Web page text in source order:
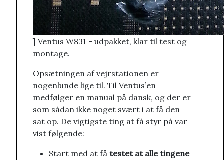
] Ventus W831 - udpakket, klar til test og
montage.
Opsætningen af vejrstationen er
nogenlunde lige til. Til Ventus’en
medfølger en manual på dansk, og der er
som sådan ikke noget svært i at få den
sat op. De vigtigste ting at få styr på var
vist følgende:
Start med at få testet at alle tingene